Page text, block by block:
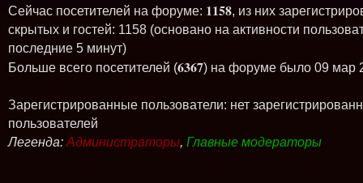
Сейчас посетителей на форуме: 1158, из них
скрытых и гостей: 1158 (основано на активности
последние 5 минут)
Больше всего посетителей (6367) на форуме было 09 мар
Зарегистрированные пользователи: нет
пользователей
Легенда: Администраторы, Главные модераторы